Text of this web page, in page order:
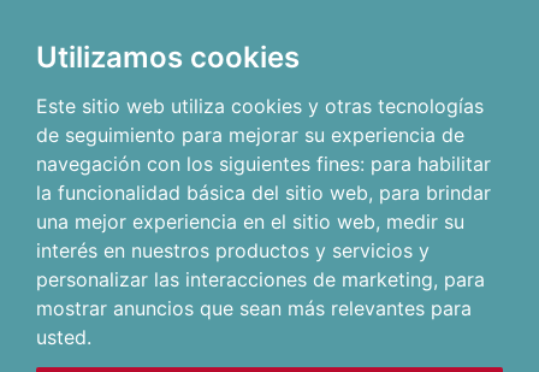
Utilizamos cookies
Este sitio web utiliza cookies y otras tecnologías
de seguimiento para mejorar su experiencia de
navegación con los siguientes fines: para habilitar
la funcionalidad básica del sitio web, para brindar
una mejor experiencia en el sitio web, medir su
interés en nuestros productos y servicios y
personalizar las interacciones de marketing, para
mostrar anuncios que sean más relevantes para
usted.